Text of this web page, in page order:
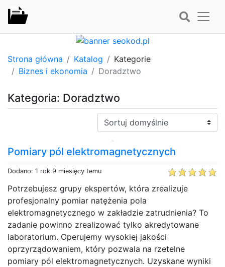
Strona główna Katalog
Kategorie
Biznes i ekonomia
Doradztwo
Kategoria: Doradztwo
Sortuj:
Pomiary pól elektromagnetycznych
Dodano: 1 rok 9 miesięcy temu
Potrzebujesz grupy ekspertów, która zrealizuje
profesjonalny pomiar natężenia pola
elektromagnetycznego w zakładzie zatrudnienia? To
zadanie powinno zrealizować tylko akredytowane
laboratorium. Operujemy wysokiej jakości
oprzyrządowaniem, który pozwala na rzetelne
pomiary pól elektromagnetycznych. Uzyskane wyniki